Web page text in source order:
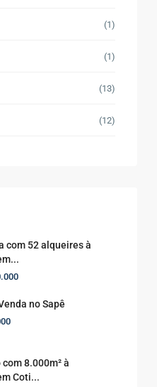
(1)
(1)
(13)
(12)
com 52 alqueires à
no Sapê
8.000m² à
Coti...